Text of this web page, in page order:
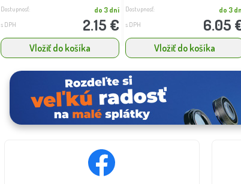
Dostupnosť: do 3 dní
s DPH 2.15 €
Vložiť do košíka
Dostupnosť: do 3
s DPH 6.05
Vložiť do košíka